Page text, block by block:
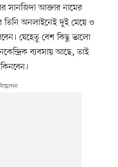
সানজিদা আক্তার নামের
তিনি অনলাইনেই দুই মেয়ে ও
যেহেতু বেশ কিছু ভালো
ব্যবসায় আছে, তাই